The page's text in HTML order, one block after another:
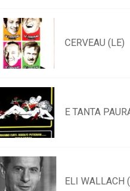
CERVEAU (LE)
E TANTA
ELI WALLACH